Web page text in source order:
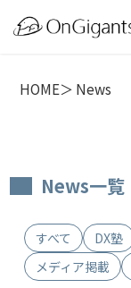
HOME News
News一覧
すべて DX塾
メディア掲載